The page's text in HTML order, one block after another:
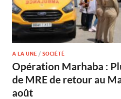
A LA UNE / SOCIÉTÉ
Opération Marhaba :
de MRE de retour au
août